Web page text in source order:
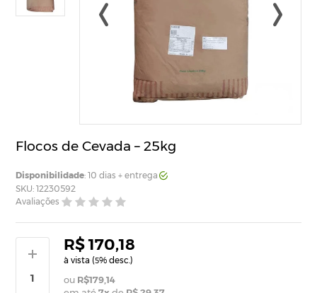
Flocos de Cevada – 25kg
Disponibilidade: 10 dias + entrega
SKU: 12230592
Avaliações
R$ 170,18
à vista (5% desc.)
R$179,14